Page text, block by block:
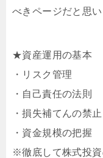
べきページだと思い
★資産運用の基本
・リスク管理
・自己責任の法則
・損失補てんの禁止
・資金規模の把握
※徹底して株式投